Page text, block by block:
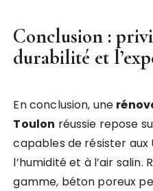
Conclusion :
durabilité et
En conclusion, une
Toulon réussie repose
capables de résister aux
l’humidité et à l’air salin.
gamme, béton poreux